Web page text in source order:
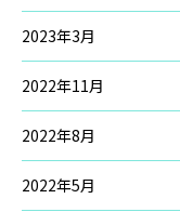
2023年3月
2022年11月
2022年8月
2022年5月